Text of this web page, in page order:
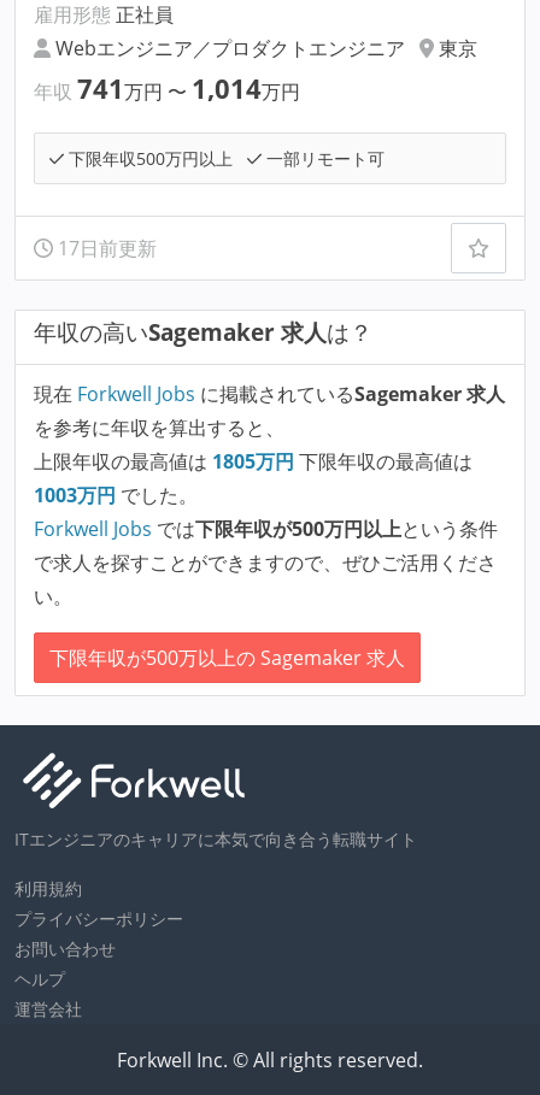
雇用形態 正社員
Webエンジニア／プロダクトエンジニア
東京
年収 741万円 〜 1,014万円
下限年収500万円以上 一部リモート可
17日前更新
年収の高いSagemaker 求人は？
現在 Forkwell Jobs に掲載されているSagemaker 求人
を参考に年収を算出すると、
上限年収の最高値は 1805万円 下限年収の最高値は
1003万円 でした。
Forkwell Jobs では下限年収が500万円以上という条件
で求人を探すことができますので、ぜひご活用くださ
い。
下限年収が500万以上の Sagemaker 求人
ITエンジニアのキャリアに本気で向き合う転職サイト
利用規約
プライバシーポリシー
お問い合わせ
ヘルプ
運営会社
Forkwell Inc. © All rights reserved.